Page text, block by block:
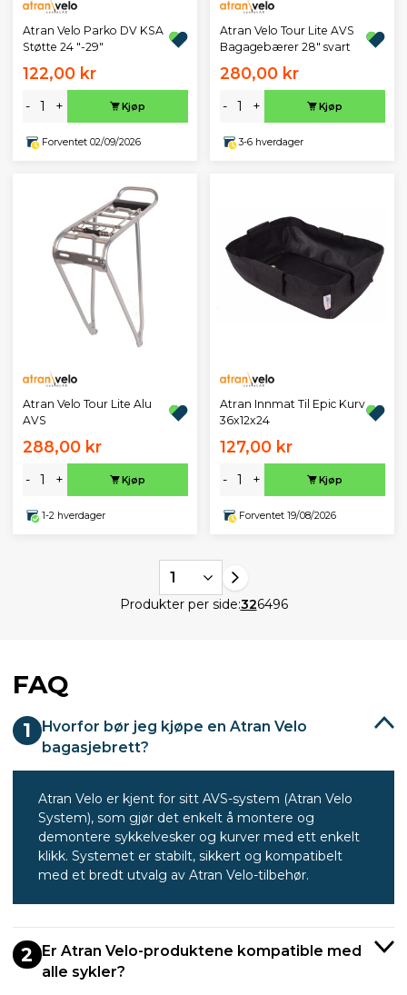
Atran Velo Parko DV KSA
Støtte 24 "-29"
122,00 kr
- + Kjøp
Forventet 02/09/2026
Atran Velo Tour Lite AVS
Bagagebærer 28" svart
280,00 kr
- + Kjøp
3-6 hverdager
Atran Velo Tour Lite Alu
AVS
288,00 kr
- + Kjøp
1-2 hverdager
Atran Innmat Til Epic Kurv
36x12x24
127,00 kr
- + Kjøp
Forventet 19/08/2026
1
Produkter per side:326496
FAQ
1
Hvorfor bør jeg kjøpe en Atran Velo
bagasjebrett?
Atran Velo er kjent for sitt AVS-system (Atran Velo
System), som gjør det enkelt å montere og
demontere sykkelvesker og kurver med ett enkelt
klikk. Systemet er stabilt, sikkert og kompatibelt
med et bredt utvalg av Atran Velo-tilbehør.
2 Er Atran Velo-produktene kompatible med
alle sykler?